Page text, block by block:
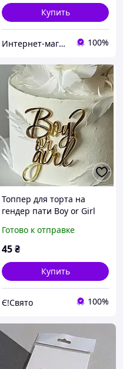
Купить
Интернет-магазин "Chika Boom" 100%
Топпер для торта на
гендер пати Boy or Girl
пластик (10 см) золото
Готово к отправке
45₴
Купить
Є!Свято 100%